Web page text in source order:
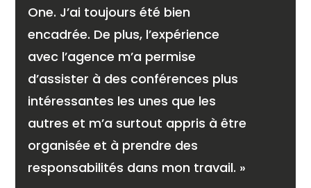
One. J’ai toujours été bien
encadrée. De plus, l’expérience
avec l’agence m’a permise
d’assister à des conférences plus
intéressantes les unes que les
autres et m’a surtout appris à être
organisée et à prendre des
responsabilités dans mon travail. »